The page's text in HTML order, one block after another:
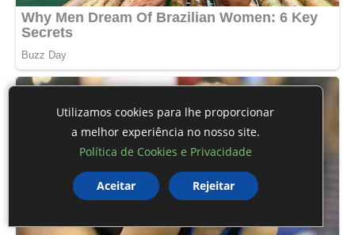
Utilizamos cookies para lhe proporcionar
a melhor experiência no nosso site.
Política de Cookies e Privacidade
Aceitar Rejeitar